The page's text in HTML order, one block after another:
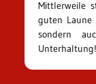
Mittlerweile
guten Laune
sondern
Unterhaltung!